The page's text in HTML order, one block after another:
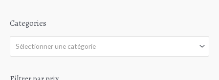
s
u
Categories
Sélectionner une catégorie